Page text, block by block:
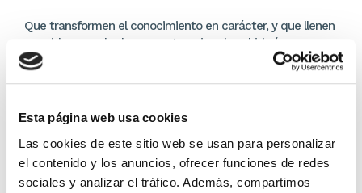
Esta página web usa cookies
Las cookies de este sitio web se usan para personalizar
el contenido y los anuncios, ofrecer funciones de redes
sociales y analizar el tráfico. Además, compartimos
Que transformen el conocimiento en carácter, y que llenen
sus vidas no solo de conceptos, sino de sabiduría.
El profesor sabio comunica el contenido con creatividad .
DETALLES DEL PRODUCTO
Editor:Clie